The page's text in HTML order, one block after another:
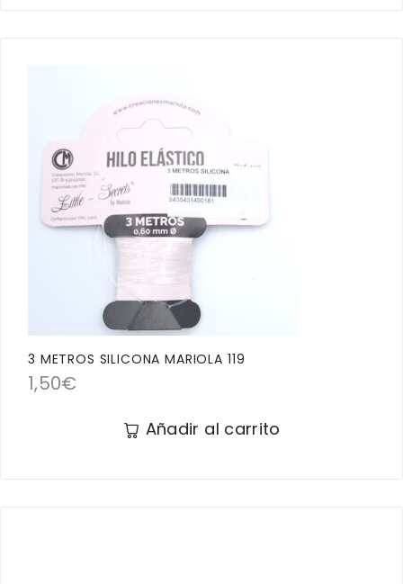
3 METROS SILICONA MARIOLA 119
1,50€
Añadir al carrito